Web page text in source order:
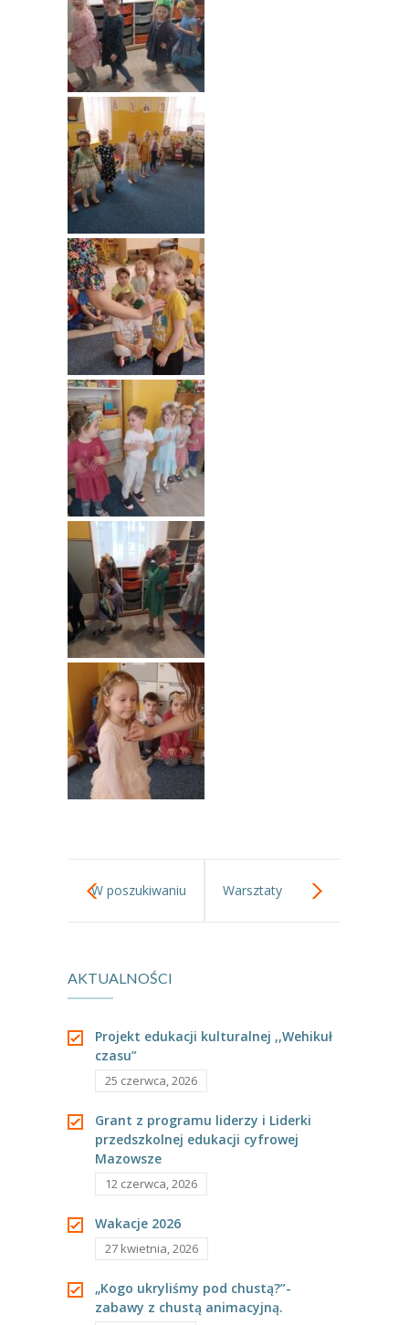
W poszukiwaniu Warsztaty
AKTUALNOŚCI
Projekt edukacji kulturalnej ,,Wehikuł
czasu”
25 czerwca, 2026
Grant z programu liderzy i Liderki
przedszkolnej edukacji cyfrowej
Mazowsze
12 czerwca, 2026
Wakacje 2026
27 kwietnia, 2026
„Kogo ukryliśmy pod chustą?”-
zabawy z chustą animacyjną.